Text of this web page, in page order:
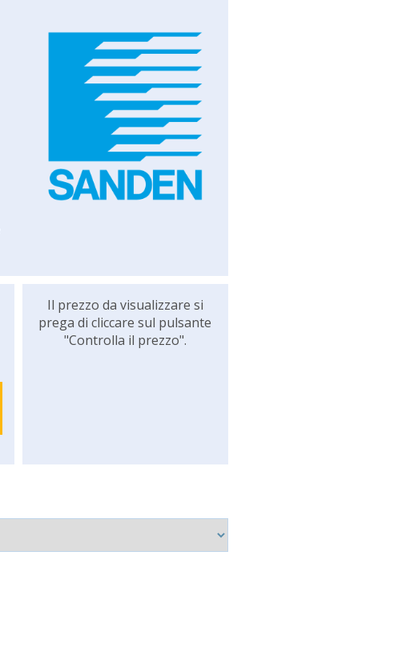
Il prezzo da visualizzare si
prega di cliccare sul pulsante
"Controlla il prezzo".